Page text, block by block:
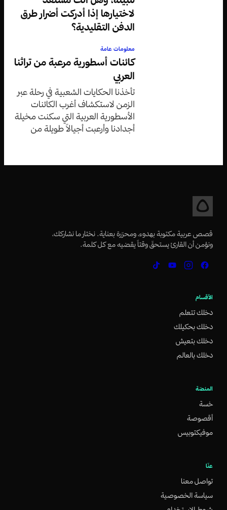
لاختيارها إذا أدركت أضرار طرق
الدفن التقليدية؟
معلومات عامة
كائنات أسطورية مرعبة من تراثنا
العربي
تأخذنا الحكايات الشعبية في رحلة عبر
الزمن لاستكشاف أغرب الكائنات
الأسطورية العربية التي سكنت مخيلة
أجدادنا وأرعبت أجيالاً طويلة من
قصص عربية مكتوبة بهدوء، ومحرّرة بعناية. نختار ما نشاركك،
ونؤمن أن القارئ يستحقّ وقتاً يقضيه مع كل كلمة.
الأقسام
دخلك تتعلم
دخلك بحكيلك
دخلك بتعيش
دخلك بالعالم
المنصّة
خسة
أقصوصة
موفيكتوبيس
عنّا
تواصل معنا
سياسة الخصوصية